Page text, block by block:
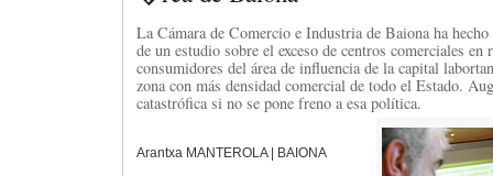
La Cámara de Comercio e Industria de Baiona ha
de un estudio sobre el exceso de centros comerciales en
consumidores del área de influencia de la capital
zona con más densidad comercial de todo el Estado.
catastrófica si no se pone freno a esa política.
Arantxa MANTEROLA | BAIONA